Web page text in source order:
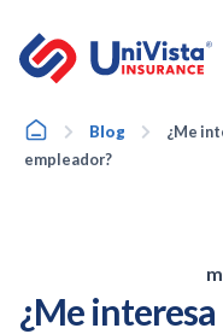
contenido
HomeBlog
¿Me
empleador?
¿Me